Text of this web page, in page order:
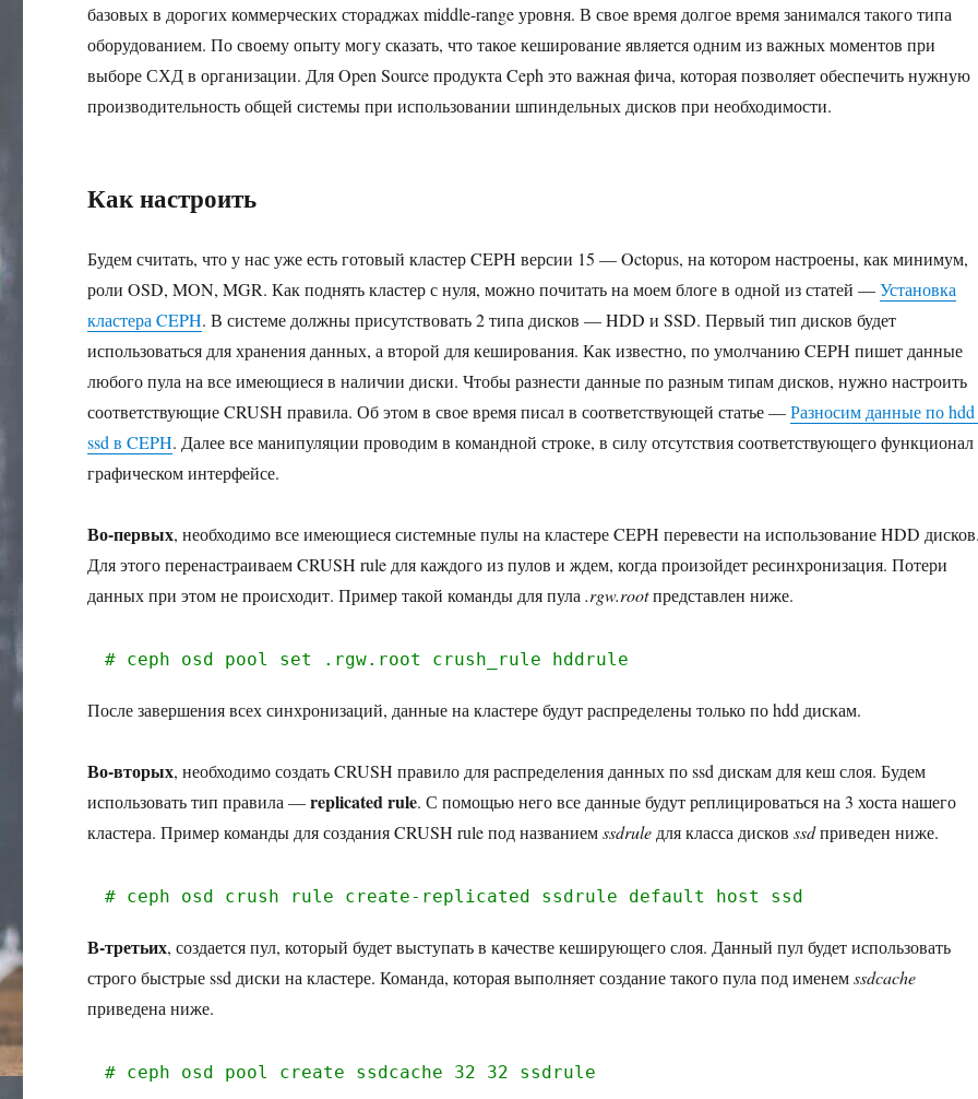
базовых в дорогих коммерческих стораджах middle-range уровня. В свое время долгое время занимался такого типа
оборудованием. По своему опыту могу сказать, что такое кеширование является одним из важных моментов при
выборе СХД в организации. Для Open Source продукта Ceph это важная фича, которая позволяет обеспечить нужную
производительность общей системы при использовании шпиндельных дисков при необходимости.
Как настроить
Будем считать, что у нас уже есть готовый кластер CEPH версии 15 — Octopus, на котором настроены, как минимум,
роли OSD, MON, MGR. Как поднять кластер с нуля, можно почитать на моем блоге в одной из статей —Установка
кластера CEPH. В системе должны присутствовать 2 типа дисков — HDD и SSD. Первый тип дисков будет
использоваться для хранения данных, а второй для кеширования. Как известно, по умолчанию CEPH пишет данные
любого пула на все имеющиеся в наличии диски. Чтобы разнести данные по разным типам дисков, нужно настроить
соответствующие CRUSH правила. Об этом в свое время писал в соответствующей статье —Разносим данные по
ssd в CEPH. Далее все манипуляции проводим в командной строке, в силу отсутствия соответствующего функционал
графическом интерфейсе.
Во-первых, необходимо все имеющиеся системные пулы на кластере CEPH перевести на использование HDD
Для этого перенастраиваем CRUSH rule для каждого из пулов и ждем, когда произойдет ресинхронизация. Потери
данных при этом не происходит. Пример такой команды для пула.rgw.rootпредставлен ниже.
# ceph osd pool set .rgw.root crush_rule hddrule
После завершения всех синхронизаций, данные на кластере будут распределены только по hdd дискам.
Во-вторых, необходимо создать CRUSH правило для распределения данных по ssd дискам для кеш слоя. Будем
использовать тип правила —replicated rule. С помощью него все данные будут реплицироваться на 3 хоста нашего
кластера. Пример команды для создания CRUSH rule под названиемssdrule для класса дисковssdприведен ниже.
# ceph osd crush rule create-replicated ssdrule default host ssd
В-третьих, создается пул, который будет выступать в качестве кеширующего слоя. Данный пул будет использовать
строго быстрые ssd диски на кластере. Команда, которая выполняет создание такого пула под именемssdcache
приведена ниже.
# ceph osd pool create ssdcache 32 32 ssdrule